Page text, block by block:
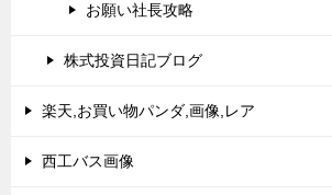
お願い社長攻略
株式投資日記ブログ
楽天,お買い物パンダ,画像,レア
西工バス画像